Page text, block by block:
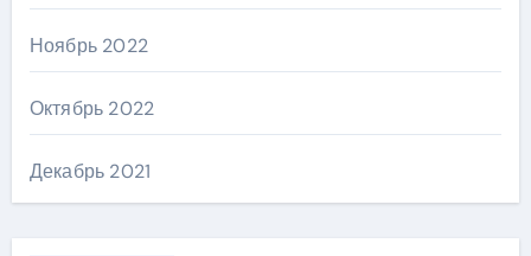
Ноябрь 2022
Октябрь 2022
Декабрь 2021